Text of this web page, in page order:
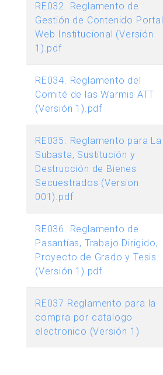
RE032. Reglamento de
Gestión de Contenido Portal
Web Institucional (Versión
1).pdf
RE034. Reglamento del
Comité de las Warmis ATT
(Versión 1).pdf
RE035. Reglamento para La
Subasta, Sustitución y
Destrucción de Bienes
Secuestrados (Version
001).pdf
RE036. Reglamento de
Pasantías, Trabajo Dirigido,
Proyecto de Grado y Tesis
(Versión 1).pdf
RE037 Reglamento para la
compra por catalogo
electronico (Versión 1)